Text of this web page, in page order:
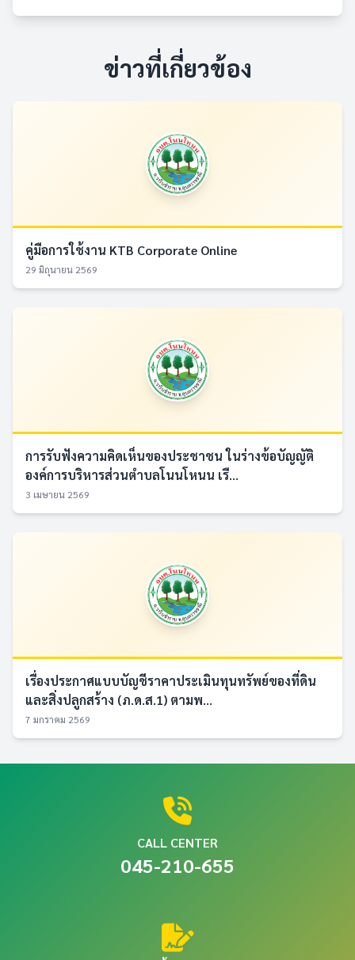
ข่าวที่เกี่ยวข้อง
คู่มือการใช้งาน KTB Corporate Online
29 มิถุนายน 2569
การรับฟังความคิดเห็นของประชาชน ในร่างข้อบัญญัติ
องค์การบริหารส่วนตำบลโนนโหนน เรื...
3 เมษายน 2569
เรื่องประกาศแบบบัญชีราคาประเมินทุนทรัพย์ของที่ดิน
และสิ่งปลูกสร้าง (ภ.ด.ส.1) ตามพ...
7 มกราคม 2569
CALL CENTER
045-210-655